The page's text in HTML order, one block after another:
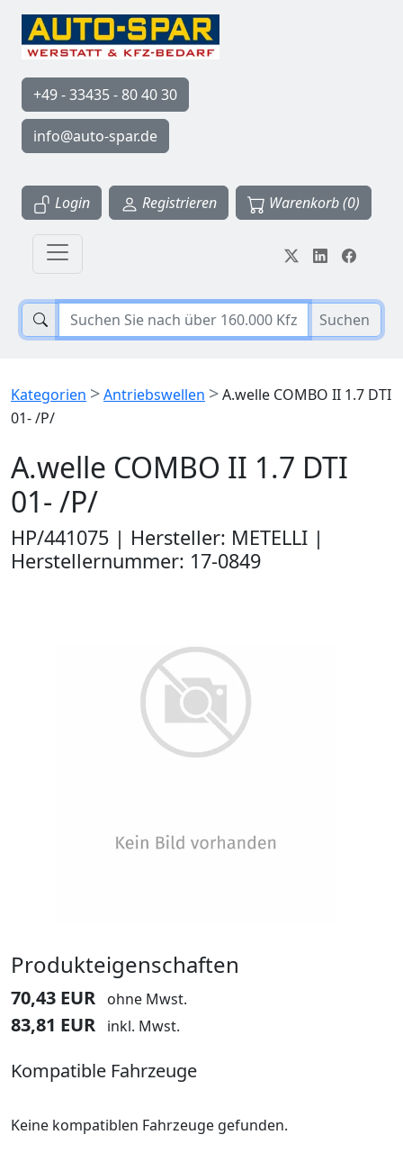
+49 - 33435 - 80 40 30
info@auto-spar.de
Login Registrieren Warenkorb (0)
Suchen
Kategorien >Antriebswellen >A.welle COMBO II 1.7 DTI
01- /P/
A.welle COMBO II 1.7 DTI
01- /P/
HP/441075 | Hersteller: METELLI |
Herstellernummer: 17-0849
Produkteigenschaften
70,43 EUR ohne Mwst.
83,81 EUR inkl. Mwst.
Kompatible Fahrzeuge
Keine kompatiblen Fahrzeuge gefunden.